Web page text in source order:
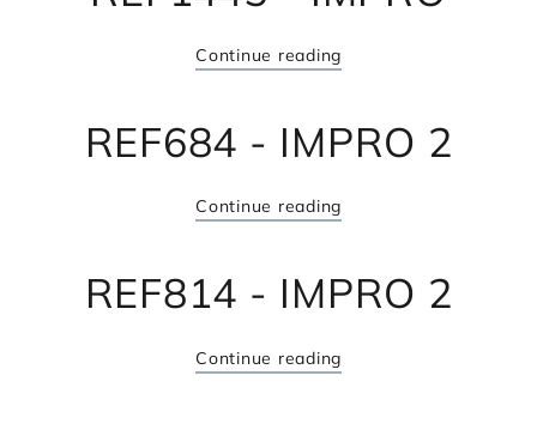
Continue reading
REF684 - IMPRO 2
Continue reading
REF814 - IMPRO 2
Continue reading